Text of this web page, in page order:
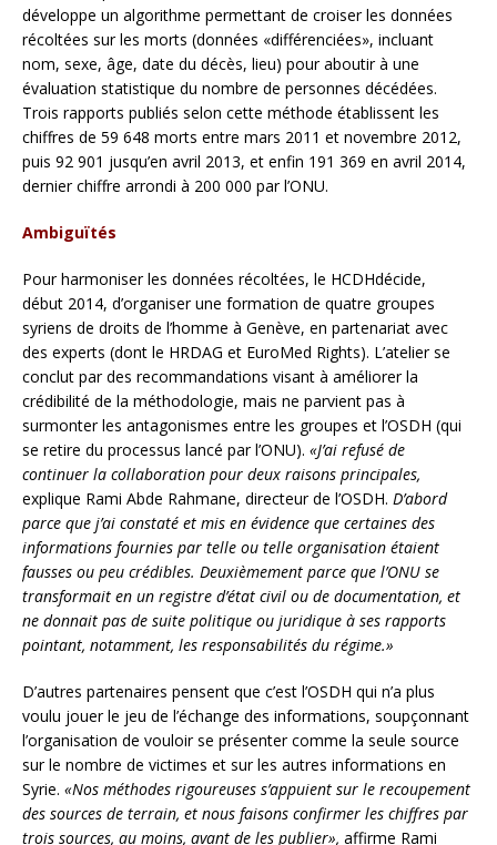
développe un algorithme permettant de croiser les données
récoltées sur les morts (données «différenciées», incluant
nom, sexe, âge, date du décès, lieu) pour aboutir à une
évaluation statistique du nombre de personnes décédées.
Trois rapports publiés selon cette méthode établissent les
chiffres de 59 648 morts entre mars 2011 et novembre 2012,
puis 92 901 jusqu’en avril 2013, et enfin 191 369 en avril 2014,
dernier chiffre arrondi à 200 000 par l’ONU.
Ambiguïtés
Pour harmoniser les données récoltées, le HCDHdécide,
début 2014, d’organiser une formation de quatre groupes
syriens de droits de l’homme à Genève, en partenariat avec
des experts (dont le HRDAG et EuroMed Rights). L’atelier se
conclut par des recommandations visant à améliorer la
crédibilité de la méthodologie, mais ne parvient pas à
surmonter les antagonismes entre les groupes et l’OSDH (qui
se retire du processus lancé par l’ONU). «J’ai refusé de
continuer la collaboration pour deux raisons principales,
explique Rami Abde Rahmane, directeur de l’OSDH. D’abord
parce que j’ai constaté et mis en évidence que certaines des
informations fournies par telle ou telle organisation étaient
fausses ou peu crédibles. Deuxièmement parce que l’ONU se
transformait en un registre d’état civil ou de documentation, et
ne donnait pas de suite politique ou juridique à ses rapports
pointant, notamment, les responsabilités du régime.»
D’autres partenaires pensent que c’est l’OSDH qui n’a plus
voulu jouer le jeu de l’échange des informations, soupçonnant
l’organisation de vouloir se présenter comme la seule source
sur le nombre de victimes et sur les autres informations en
Syrie. «Nos méthodes rigoureuses s’appuient sur le recoupement
des sources de terrain, et nous faisons confirmer les chiffres par
trois sources, au moins, avant de les publier», affirme Rami